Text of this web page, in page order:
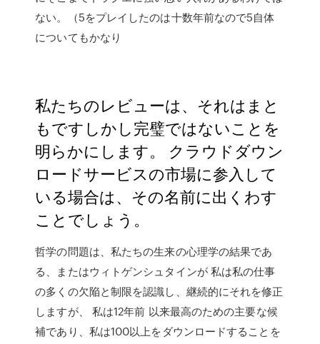
ない。（5をプレイしたのは十数年前なので5自体
についてもかなり
私たちのレビューは、それはまと
もですしかし完璧ではないことを
明らかにします。 クラウドダウン
ロードサービスの市場に参入して
いる場合は、その名前に出くわす
ことでしょう。
哲学の問題は、私たちの生来の心理学の結果であ
る、またはウィトゲンシュタインが 私は私の仕事
の多くの欠陥と制限を認識し、継続的にそれを修正
しますが、 私は12年前 以来最高のための主要な候
補であり、私は100以上をダウンロードすることを